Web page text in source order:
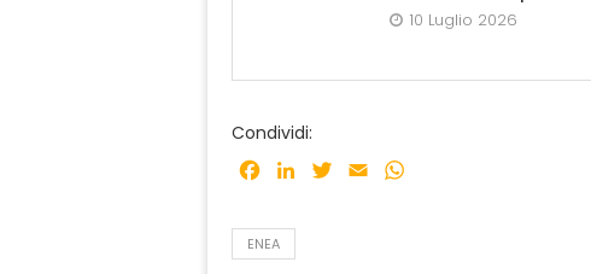
10 Luglio 2026
Condividi:
Facebook
LinkedInTwitter
Email
ENEA